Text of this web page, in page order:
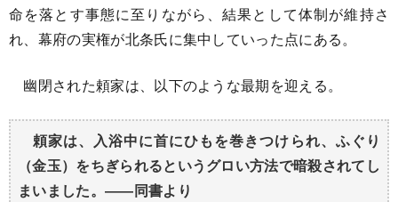
命を落とす事態に至りながら、結果として体制が維持さ
れ、幕府の実権が北条氏に集中していった点にある。
幽閉された頼家は、以下のような最期を迎える。
頼家は、入浴中に首にひもを巻きつけられ、ふぐり
（金玉）をちぎられるというグロい方法で暗殺されてし
まいました。――同書より